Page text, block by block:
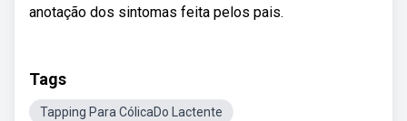
anotação dos sintomas feita pelos pais.
Tags
Tapping Para CólicaDo Lactente